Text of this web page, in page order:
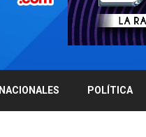
NACIONALES POLÍTICA